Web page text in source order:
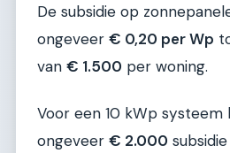
De subsidie op
ongeveer € 0,20 per Wp
van € 1.500 per woning.
Voor een 10 kWp systeem
ongeveer € 2.000